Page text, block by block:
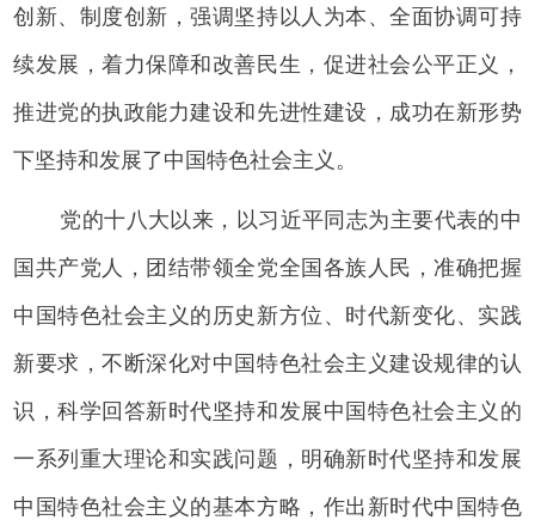
创新、制度创新，强调坚持以人为本、全面协调可持
续发展，着力保障和改善民生，促进社会公平正义，
推进党的执政能力建设和先进性建设，成功在新形势
下坚持和发展了中国特色社会主义。
党的十八大以来，以习近平同志为主要代表的中
国共产党人，团结带领全党全国各族人民，准确把握
中国特色社会主义的历史新方位、时代新变化、实践
新要求，不断深化对中国特色社会主义建设规律的认
识，科学回答新时代坚持和发展中国特色社会主义的
一系列重大理论和实践问题，明确新时代坚持和发展
中国特色社会主义的基本方略，作出新时代中国特色